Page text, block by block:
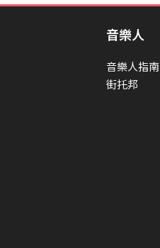
音樂人
音樂人指南
街托邦